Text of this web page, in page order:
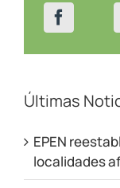
Últimas
EPEN
localidades